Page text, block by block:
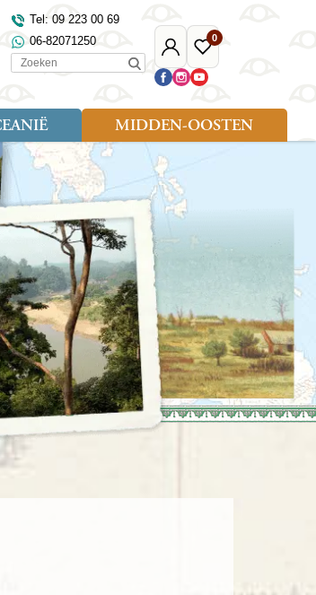
Mijn
Djoser
0
Favoriete
reizen
Tel: 09 223 00 69
06-82071250
Zoeken
Noord-Macedonië
Noorwegen
Polen
Portugal
Roemenië
Sardinië
Schotland
Servië
Spanje
Turkije
Verenigd Koninkrijk
Wales
Maleisië
Mongolië
Nepal
Oezbekistan
Singapore
Sri Lanka
Taiwan
Thailand
Tibet
Turkmenistan
Vietnam
Zijderoute
Zuid-Korea
Zeeland
Staten
MIDDEN-OOSTEN
(9)
Landen
Egypte
Jordanië
Marokko
Oman
Saoedi-Arabië
Tunesië
Turkije